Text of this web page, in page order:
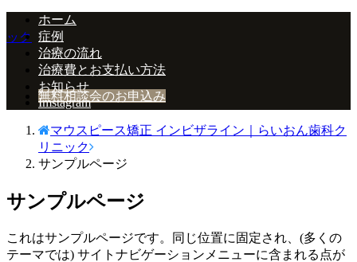
無料相談会のお申込み
ホーム
症例
治療の流れ
治療費とお支払い方法
お知らせ
Imstagram
マウスピース矯正 インビザライン｜らいおん歯科ク
リニック
サンプルページ
サンプルページ
これはサンプルページです。同じ位置に固定され、(多くの
テーマでは) サイトナビゲーションメニューに含まれる点が